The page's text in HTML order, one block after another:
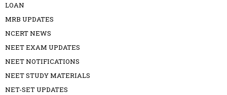
LOAN
MRB UPDATES
NCERT NEWS
NEET EXAM UPDATES
NEET NOTIFICATIONS
NEET STUDY MATERIALS
NET-SET UPDATES